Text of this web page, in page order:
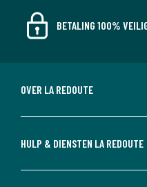
BETALING 100%
OVER LA REDOUTE
HULP & DIENSTEN LA REDOUTE